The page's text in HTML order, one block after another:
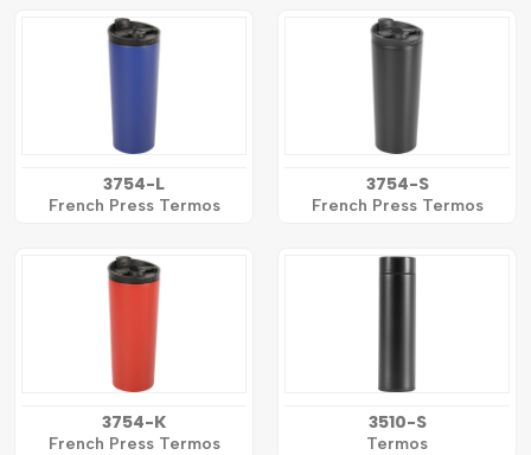
3754-L
French Press Termos
3754-S
French Press Termos
3754-K
French Press Termos
3510-S
Termos